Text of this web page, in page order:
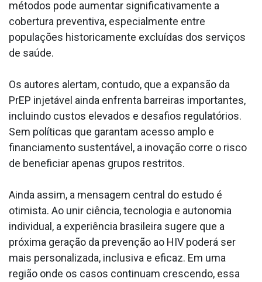
métodos pode aumentar significativamente a
cobertura preventiva, especialmente entre
populações historicamente excluídas dos serviços
de saúde.
Os autores alertam, contudo, que a expansão da
PrEP injetável ainda enfrenta barreiras importantes,
incluindo custos elevados e desafios regulatórios.
Sem políticas que garantam acesso amplo e
financiamento sustentável, a inovação corre o risco
de beneficiar apenas grupos restritos.
Ainda assim, a mensagem central do estudo é
otimista. Ao unir ciência, tecnologia e autonomia
individual, a experiência brasileira sugere que a
próxima geração da prevenção ao HIV poderá ser
mais personalizada, inclusiva e eficaz. Em uma
região onde os casos continuam crescendo, essa